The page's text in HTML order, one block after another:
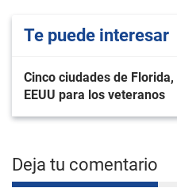
Te puede interesar
Cinco ciudades de
EEUU para los veteranos
Deja tu comentario